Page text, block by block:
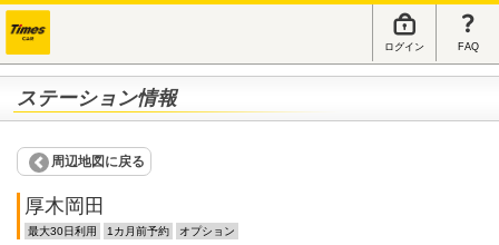
ログイン FAQ
ステーション情報
周辺地図に戻る
厚木岡田
最大30日利用 1カ月前予約 オプション